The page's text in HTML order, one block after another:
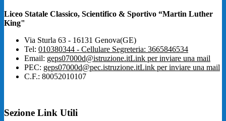
Liceo Statale Classico, Scientifico & Sportivo “Martin Luther
King"
Via Sturla 63 - 16131 Genova(GE)
Tel: 010380344 - Cellulare Segreteria: 3665846534
Email: geps07000d@istruzione.itLink per inviare una mail
PEC: geps07000d@pec.istruzione.itLink per inviare una mail
C.F.: 80052010107
Sezione Link Utili